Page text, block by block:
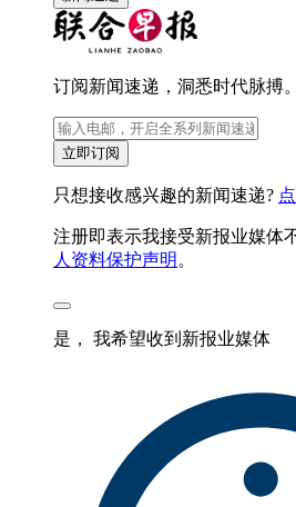
订阅新闻速递，洞悉时代脉搏。
立即订阅
只想接收感兴趣的新闻速递?
注册即表示我接受新报业媒体
人资料保护声明 。
是， 我希望收到新报业媒体